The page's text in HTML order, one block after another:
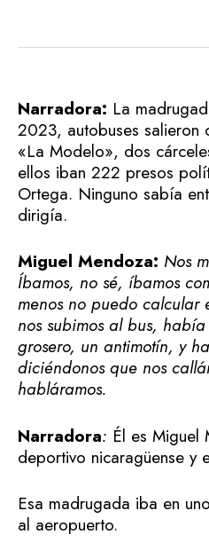
Narradora: La
2023, autobuses salieron
«La Modelo», dos
ellos iban 222 presos
Ortega. Ninguno sabía
dirigía.
Miguel Mendoza: Nos
Íbamos, no sé, íbamos
menos no puedo
nos subimos al bus,
grosero, un antimotín, y
diciéndonos que nos
habláramos.
Narradora: Él es Miguel
deportivo nicaragüense y
Esa madrugada iba en
al aeropuerto.